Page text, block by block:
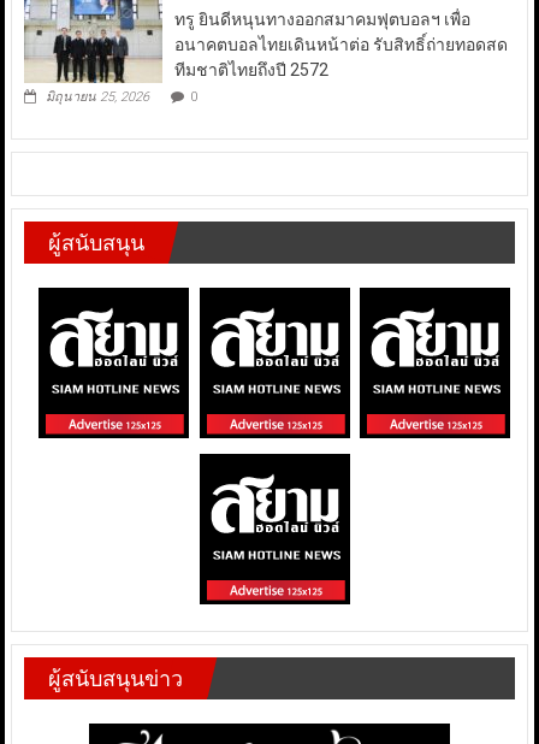
ทรู ยินดีหนุนทางออกสมาคมฟุตบอลฯ เพื่อ
อนาคตบอลไทยเดินหน้าต่อ รับสิทธิ์ถ่ายทอดสด
ทีมชาติไทยถึงปี 2572
มิถุนายน 25, 2026 0
ผู้สนับสนุน
ผู้สนับสนุนข่าว